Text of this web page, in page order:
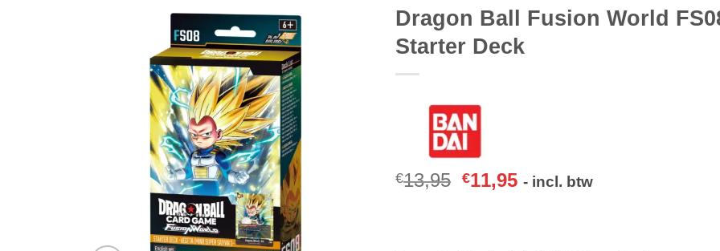
Dragon Ball Fusion World
Starter Deck
€13,95 €11,95 - incl. btw